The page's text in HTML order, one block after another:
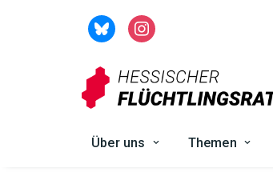
Über uns Themen